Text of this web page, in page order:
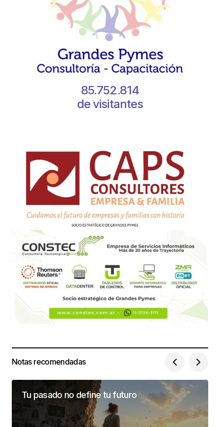
85.752.814
de visitantes
Notas recomendadas
Tu pasado no define tu futuro